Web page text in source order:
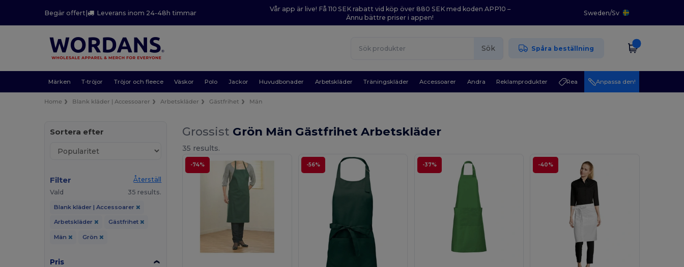
Begär offert| Leverans inom 24-48h timmar
Vår app är live! Få 110 SEK rabatt vid köp över 880 SEK med koden APP10 –
Ännu bättre priser i appen!
Sweden/Sv
Sök Spåra beställning
Märken T-tröjor Tröjor och fleece Väskor Polo Jackor Huvudbonader Arbetskläder Träningskläder Accessoarer Andra Reklamprodukter Rea Anpassa den!
Home Blank kläder | Accessoarer Arbetskläder Gästfrihet Män
Sortera efter
Filter
Återställ
Vald
35 results.
Blank kläder | Accessoarer
Arbetskläder Gästfrihet
Män Grön
Pris
Grossist Grön Män Gästfrihet Arbetskläder
35 results.
-74% -56% -37% -40%